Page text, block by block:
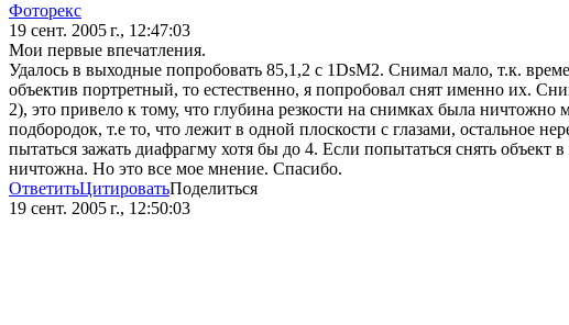
Фоторекс
19 сент. 2005 г., 12:47:03
Мои первые впечатления.
Удалось в выходные попробовать 85,1,2 с 1DsM2. Снимал мало, т.к.
объектив портретный, то естественно, я попробовал снят именно их.
2), это привело к тому, что глубина резкости на снимках была ничтожно
подбородок, т.е то, что лежит в одной плоскости с глазами, остальное
пытаться зажать диафрагму хотя бы до 4. Если попытаться снять
ничтожна. Но это все мое мнение. Спасибо.
ОтветитьЦитироватьПоделиться
19 сент. 2005 г., 12:50:03